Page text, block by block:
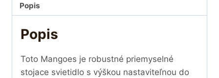
Popis
Popis
Toto Mangoes je robustné priemyselné
stojace svietidlo s výškou nastaviteľnou do